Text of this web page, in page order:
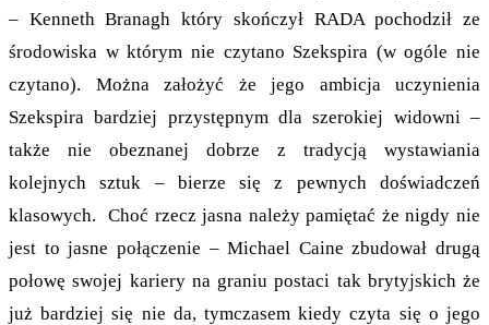
– Kenneth Branagh który skończył RADA pochodził ze
środowiska w którym nie czytano Szekspira (w ogóle nie
czytano). Można założyć że jego ambicja uczynienia
Szekspira bardziej przystępnym dla szerokiej widowni –
także nie obeznanej dobrze z tradycją wystawiania
kolejnych sztuk – bierze się z pewnych doświadczeń
klasowych. Choć rzecz jasna należy pamiętać że nigdy nie
jest to jasne połączenie – Michael Caine zbudował drugą
połowę swojej kariery na graniu postaci tak brytyjskich że
już bardziej się nie da, tymczasem kiedy czyta się o jego